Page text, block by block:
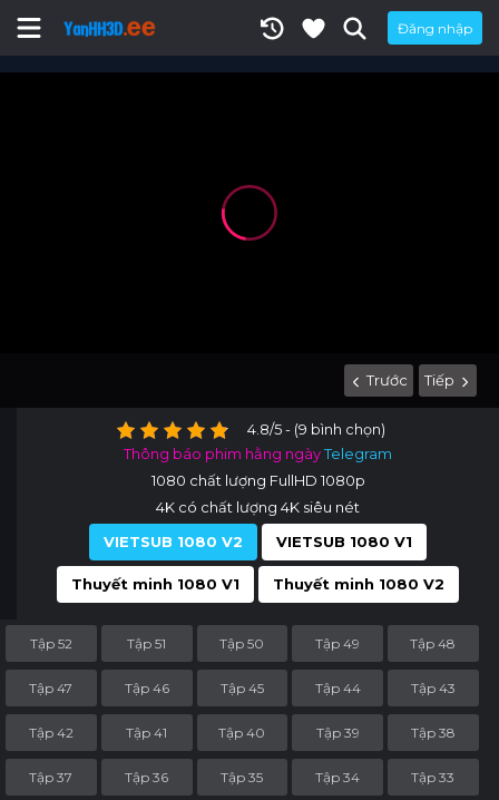
Đăng nhập
Trước Tiếp
4.8/5 - (9 bình chọn)
Thông báo phim hằng ngàyTelegram
1080 chất lượng FullHD 1080p
4K có chất lượng 4K siêu nét
VIETSUB 1080 V2
VIETSUB 1080 V1
Thuyết minh 1080 V1 Thuyết minh 1080 V2
Tập 52 Tập 51 Tập 50 Tập 49 Tập 48
Tập 47 Tập 46 Tập 45 Tập 44 Tập 43
Tập 42 Tập 41 Tập 40 Tập 39 Tập 38
Tập 37 Tập 36 Tập 35 Tập 34 Tập 33